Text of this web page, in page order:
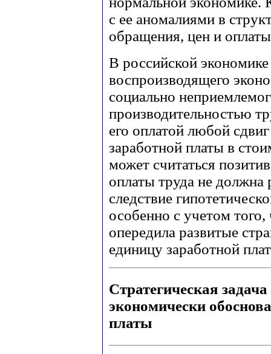
с ее аномалиями в
обращения, цен и
В российской
воспроизводящего
социально
производительностью
его оплатой любой
заработной платы в
может считаться
оплаты труда не должна
следствие
особенно с учетом
опередила развитые
единицу заработной
Стратегическая
экономически
платы